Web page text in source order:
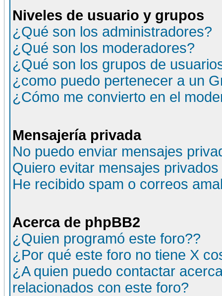
Niveles de usuario y grupos
¿Qué son los administradores?
¿Qué son los moderadores?
¿Qué son los grupos de
¿como puedo pertenecer a un
¿Cómo me convierto en el
Mensajería privada
No puedo enviar mensajes
Quiero evitar mensajes
He recibido spam o correos
Acerca de phpBB2
¿Quien programó este foro??
¿Por qué este foro no tiene X
¿A quien puedo contactar
relacionados con este foro?